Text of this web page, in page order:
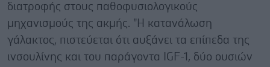
διατροφής στους παθοφυσιολογικούς
μηχανισμούς της ακμής. "Η κατανάλωση
γάλακτος, πιστεύεται ότι αυξάνει τα επίπεδα της
ινσουλίνης και του παράγοντα IGF-1, δύο ουσιών